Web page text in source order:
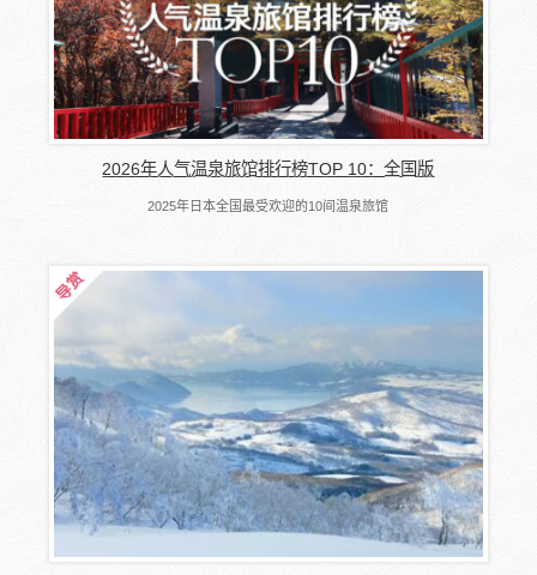
2026年人气温泉旅馆排行榜TOP 10：全国版
2025年日本全国最受欢迎的10间温泉旅馆